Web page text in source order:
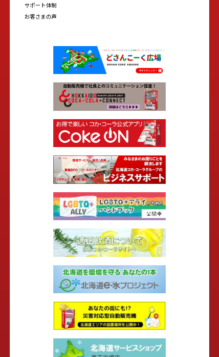
サポート体制
お客さまの声